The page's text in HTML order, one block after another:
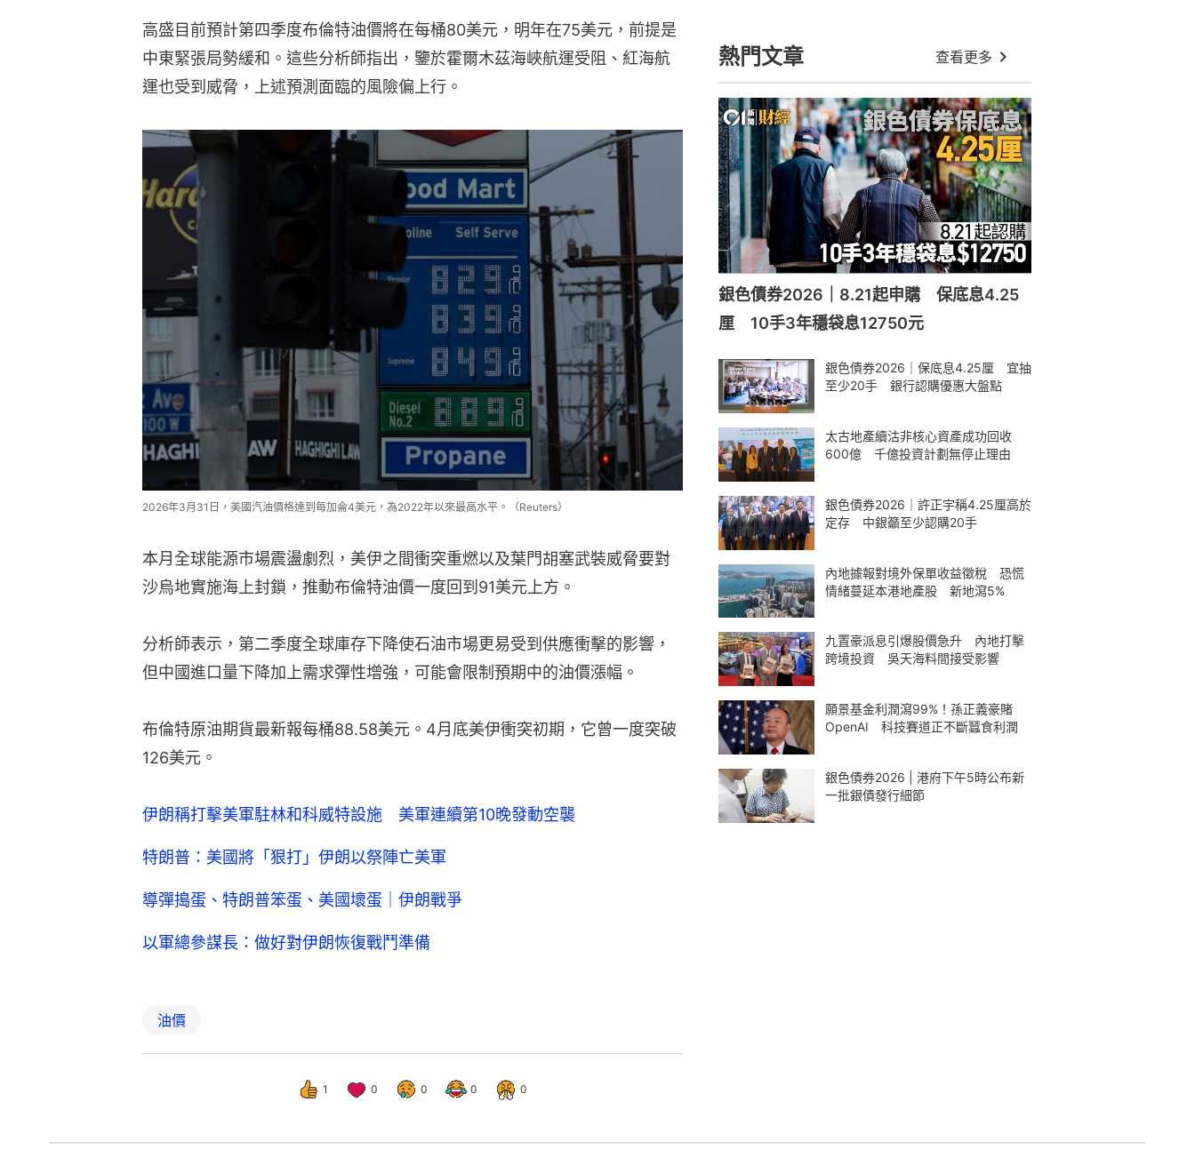
高盛目前預計第四季度布倫特油價將在每桶80美元，明年在75美元，前提是
中東緊張局勢緩和。這些分析師指出，鑒於霍爾木茲海峽航運受阻、紅海航
運也受到威脅，上述預測面臨的風險偏上行。
2026年3月31日，美國汽油價格達到每加侖4美元，為2022年以來最高水平。（Reuters）
本月全球能源市場震盪劇烈，美伊之間衝突重燃以及葉門胡塞武裝威脅要對
沙烏地實施海上封鎖，推動布倫特油價一度回到91美元上方。
分析師表示，第二季度全球庫存下降使石油市場更易受到供應衝擊的影響，
但中國進口量下降加上需求彈性增強，可能會限制預期中的油價漲幅。
布倫特原油期貨最新報每桶88.58美元。4月底美伊衝突初期，它曾一度突破
126美元。
伊朗稱打擊美軍駐林和科威特設施 美軍連續第10晚發動空襲
特朗普：美國將「狠打」伊朗以祭陣亡美軍
導彈搗蛋、特朗普笨蛋、美國壞蛋｜伊朗戰爭
以軍總參謀長：做好對伊朗恢復戰鬥準備
油價
1 0 0 0 0
熱門文章 查看更多
銀色債券2026｜8.21起申購 保底息4.25
厘 10手3年穩袋息12750元
銀色債券2026｜保底息4.25厘 宜抽
至少20手 銀行認購優惠大盤點
太古地產續沽非核心資產成功回收
600億 千億投資計劃無停止理由
銀色債券2026｜許正宇稱4.25厘高於
定存 中銀籲至少認購20手
內地據報對境外保單收益徵稅 恐慌
情緒蔓延本港地產股 新地瀉5%
九置豪派息引爆股價急升 內地打擊
跨境投資 吳天海料間接受影響
願景基金利潤瀉99%！孫正義豪賭
OpenAI 科技賽道正不斷蠶食利潤
銀色債券2026 | 港府下午5時公布新
一批銀債發行細節